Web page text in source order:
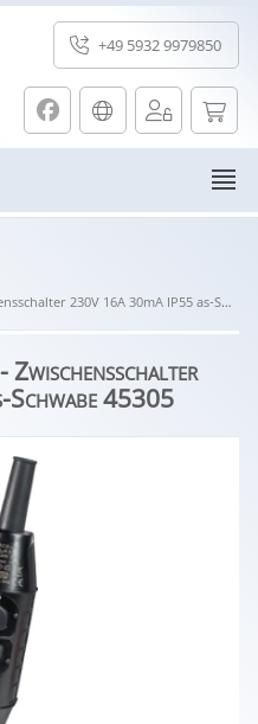
+49 5932 9979850
230V 16A 30mA IP55 as-Schwabe 45305
Zwischensschalter
45305